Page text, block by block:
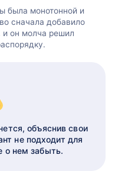
была монотонной и
сначала добавило
и он молча решил
объяснив свои
не подходит для
о нем забыть.